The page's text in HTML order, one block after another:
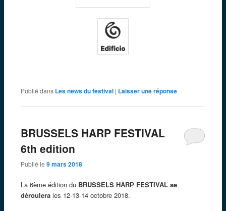
Publié dans Les news du festival | Laisser une réponse
BRUSSELS HARP FESTIVAL
6th edition
Publié le 9 mars 2018
La 6ème édition du BRUSSELS HARP FESTIVALse
déroulera les 12-13-14 octobre 2018.